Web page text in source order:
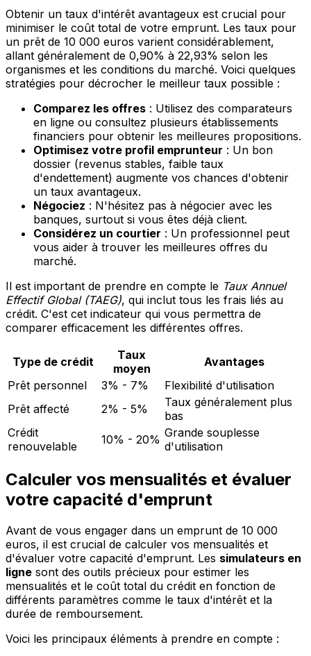
Obtenir un taux d'intérêt avantageux est crucial pour
minimiser le coût total de votre emprunt. Les taux pour
un prêt de 10 000 euros varient considérablement,
allant généralement de 0,90% à 22,93% selon les
organismes et les conditions du marché. Voici quelques
stratégies pour décrocher le meilleur taux possible :
Comparez les offres : Utilisez des comparateurs
en ligne ou consultez plusieurs établissements
financiers pour obtenir les meilleures propositions.
Optimisez votre profil emprunteur : Un bon
dossier (revenus stables, faible taux
d'endettement) augmente vos chances d'obtenir
un taux avantageux.
Négociez : N'hésitez pas à négocier avec les
banques, surtout si vous êtes déjà client.
Considérez un courtier : Un professionnel peut
vous aider à trouver les meilleures offres du
marché.
Il est important de prendre en compte le Taux Annuel
Effectif Global (TAEG), qui inclut tous les frais liés au
crédit. C'est cet indicateur qui vous permettra de
comparer efficacement les différentes offres.
Type de crédit
Taux
moyen
Avantages
Prêt personnel
3% - 7%
Flexibilité d'utilisation
Prêt affecté
2% - 5%
Taux généralement plus
bas
Crédit
renouvelable
10% - 20% Grande souplesse
d'utilisation
Calculer vos mensualités et évaluer
votre capacité d'emprunt
Avant de vous engager dans un emprunt de 10 000
euros, il est crucial de calculer vos mensualités et
d'évaluer votre capacité d'emprunt. Les simulateurs en
ligne sont des outils précieux pour estimer les
mensualités et le coût total du crédit en fonction de
différents paramètres comme le taux d'intérêt et la
durée de remboursement.
Voici les principaux éléments à prendre en compte :